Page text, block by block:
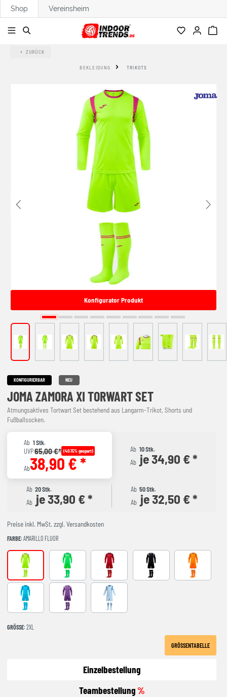
springen
Shop Vereinsheim
ZURÜCK
BEKLEIDUNG TRIKOTS
Konfigurator Produkt
KONFIGURIERBAR NEU
JOMA ZAMORA XI TORWART SET
Atmungsaktives Tortwart Set bestehend aus Langarm-Trikot, Shorts und
Fußballsocken.
Ab 1 Stk.
UVP65,00 €* (40.15% gespart)
Ab38,90 € *
Ab 10 Stk.
Ab je 34,90 € *
Ab 20 Stk.
Ab je 33,90 € *
Ab 50 Stk.
Ab je 32,50 € *
Preise inkl. MwSt. zzgl. Versandkosten
FARBE: AMARILLO FLUOR
AMARILLO FLUORFLUOR GREEN RED-NAVY BLACK-GREY NARANJA
Turquoise Purple LIGHT BLUE
GRÖSSE : 2XL
GRÖSSENTABELLE
Einzelbestellung
Teambestellung%